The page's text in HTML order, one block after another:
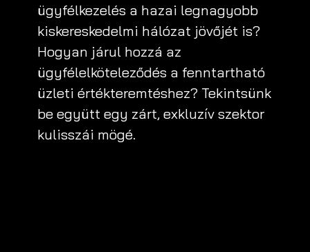
ügyfélkezelés a hazai legnagyobb
kiskereskedelmi hálózat jövőjét is?
Hogyan járul hozzá az
ügyfélelköteleződés a fenntartható
üzleti értékteremtéshez? Tekintsünk
be együtt egy zárt, exkluzív szektor
kulisszái mögé.